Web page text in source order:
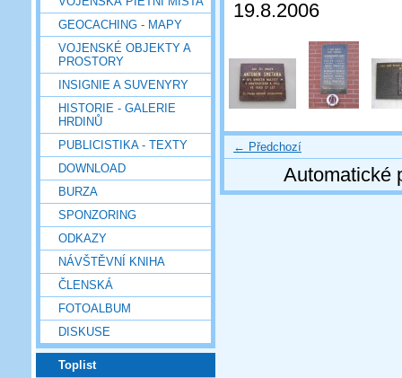
GEOCACHING - MAPY
VOJENSKÉ OBJEKTY A
PROSTORY
INSIGNIE A SUVENYRY
HISTORIE - GALERIE
HRDINŮ
PUBLICISTIKA - TEXTY
DOWNLOAD
BURZA
SPONZORING
ODKAZY
NÁVŠTĚVNÍ KNIHA
ČLENSKÁ
FOTOALBUM
DISKUSE
Toplist
19.8.2006
← Předchozí
Automatické